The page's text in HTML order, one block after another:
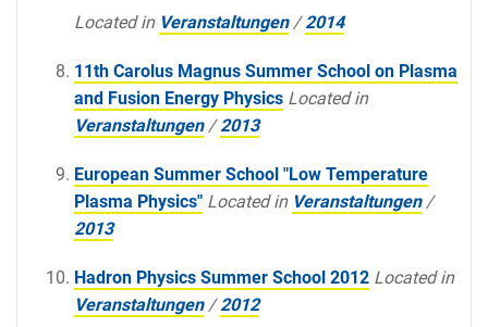
Located in Veranstaltungen /2014
11th Carolus Magnus Summer School on Plasma
and Fusion Energy Physics Located in
Veranstaltungen /2013
European Summer School "Low Temperature
Plasma Physics" Located in Veranstaltungen /
2013
Hadron Physics Summer School 2012 Located in
Veranstaltungen /2012